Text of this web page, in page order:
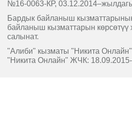
№16-0063-КР,
Бардык байланыш
байланыш кызматтарын
салынат.
"Алиби" кызматы "Никита
"Никита Онлайн" ЖЧК: